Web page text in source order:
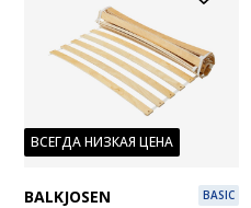
ВСЕГДА НИЗКАЯ ЦЕНА
BALKJOSEN BASIC